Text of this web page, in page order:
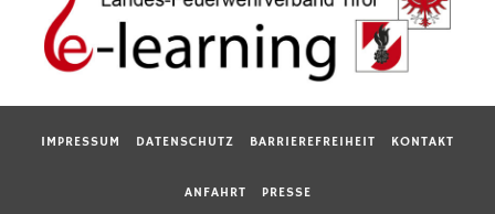
IMPRESSUM DATENSCHUTZ BARRIEREFREIHEIT KONTAKT
ANFAHRT PRESSE